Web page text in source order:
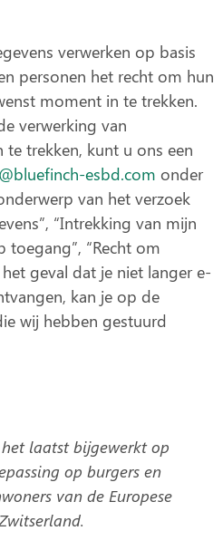
verwerken op basis
personen het recht om hun
moment in te trekken.
verwerking van
trekken, kunt u ons een
esbd.com onder
van het verzoek
“Intrekking van mijn
toegang”, “Recht om
geval dat je niet langer e-
kan je op de
wij hebben gestuurd
laatst bijgewerkt op
op burgers en
van de Europese